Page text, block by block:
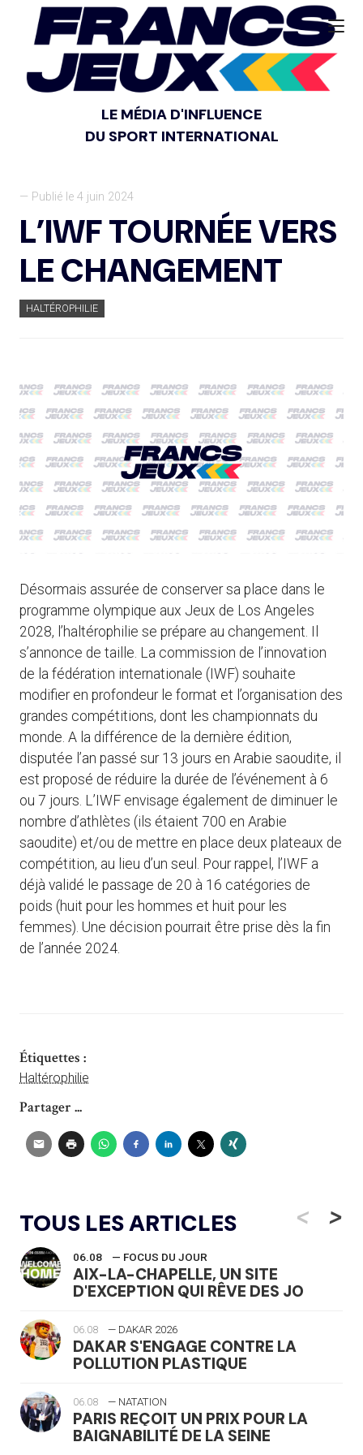
LE MÉDIA D'INFLUENCE
DU SPORT INTERNATIONAL
— Publié le 4 juin 2024
L’IWF TOURNÉE VERS
LE CHANGEMENT
HALTÉROPHILIE
Désormais assurée de conserver sa place dans le
programme olympique aux Jeux de Los Angeles
2028, l’haltérophilie se prépare au changement. Il
s’annonce de taille. La commission de l’innovation
de la fédération internationale (IWF) souhaite
modifier en profondeur le format et l’organisation des
grandes compétitions, dont les championnats du
monde. A la différence de la dernière édition,
disputée l’an passé sur 13 jours en Arabie saoudite, il
est proposé de réduire la durée de l’événement à 6
ou 7 jours. L’IWF envisage également de diminuer le
nombre d’athlètes (ils étaient 700 en Arabie
saoudite) et/ou de mettre en place deux plateaux de
compétition, au lieu d’un seul. Pour rappel, l’IWF a
déjà validé le passage de 20 à 16 catégories de
poids (huit pour les hommes et huit pour les
femmes). Une décision pourrait être prise dès la fin
de l’année 2024.
Étiquettes :
Haltérophilie
Partager ...
TOUS LES ARTICLES <
06.08 — FOCUS DU JOUR
AIX-LA-CHAPELLE, UN SITE
D'EXCEPTION QUI RÊVE DES JO
06.08 — DAKAR 2026
DAKAR S'ENGAGE CONTRE LA
POLLUTION PLASTIQUE
06.08 — NATATION
PARIS REÇOIT UN PRIX POUR LA
BAIGNABILITÉ DE LA SEINE
>